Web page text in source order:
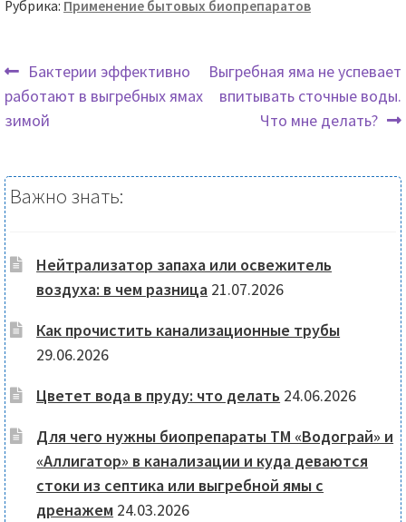
Рубрика: Применение бытовых биопрепаратов
Навигация
записям
Предыдущая
запись:
Бактерии эффективно
работают в выгребных ямах
зимой
Следующая
запись:
Выгребная яма не успевает
впитывать сточные воды.
Что мне делать?
Важно знать:
Нейтрализатор запаха или освежитель
воздуха: в чем разница 21.07.2026
Как прочистить канализационные трубы
29.06.2026
Цветет вода в пруду: что делать 24.06.2026
Для чего нужны биопрепараты ТМ «Водограй» и
«Аллигатор» в канализации и куда деваются
стоки из септика или выгребной ямы с
дренажем 24.03.2026